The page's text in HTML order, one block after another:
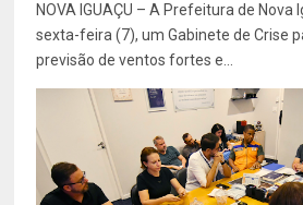
NOVA IGUAÇU – A Prefeitura de
sexta-feira (7), um Gabinete de Crise
previsão de ventos fortes e...